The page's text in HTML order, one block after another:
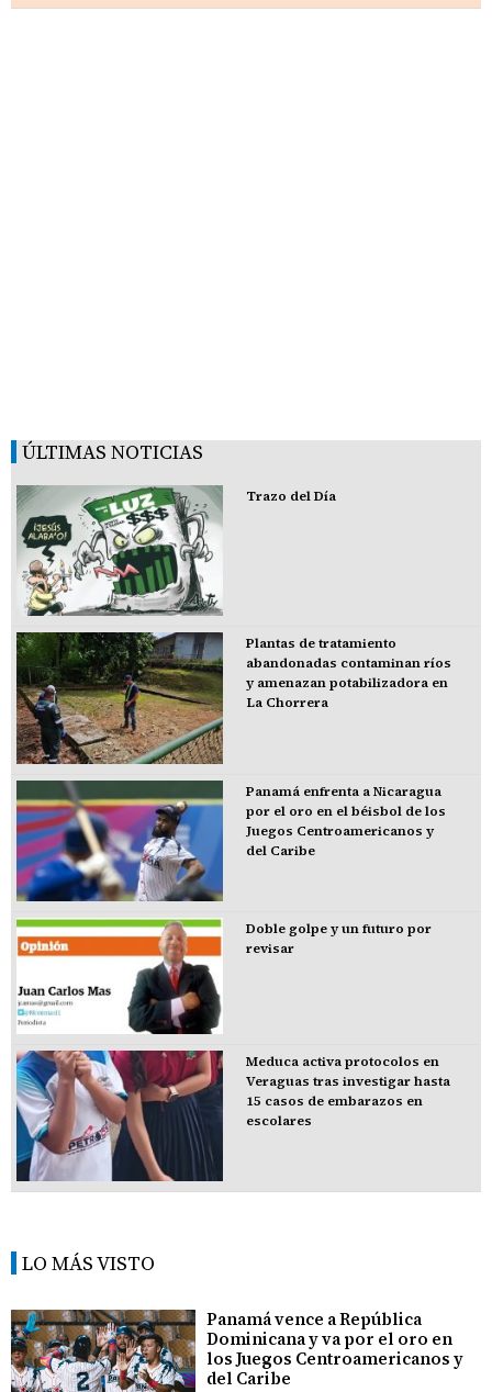
ÚLTIMAS NOTICIAS
Trazo del Día
Plantas de tratamiento
abandonadas contaminan ríos
y amenazan potabilizadora en
La Chorrera
Panamá enfrenta a Nicaragua
por el oro en el béisbol de los
Juegos Centroamericanos y
del Caribe
Doble golpe y un futuro por
revisar
Meduca activa protocolos en
Veraguas tras investigar hasta
15 casos de embarazos en
escolares
LO MÁS VISTO
Panamá vence a República
Dominicana y va por el oro en
los Juegos Centroamericanos y
del Caribe